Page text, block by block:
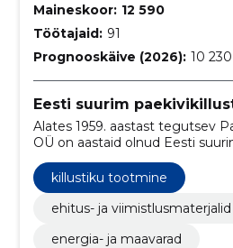
Maineskoor: 12 590
Töötajaid: 91
Prognooskäive (2026): 10
Eesti suurim
Alates 1959. aastast tegutsev
OÜ on aastaid olnud Eesti
tootjaks.
killustiku tootmine
ehitus- ja viimistlusmaterjalid
energia- ja maavarad